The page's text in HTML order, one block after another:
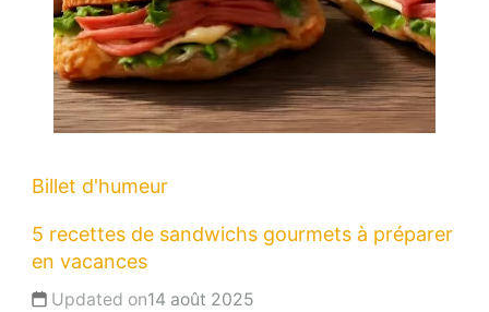
Billet d'humeur
5 recettes de sandwichs gourmets à préparer
en vacances
Updated on14 août 2025